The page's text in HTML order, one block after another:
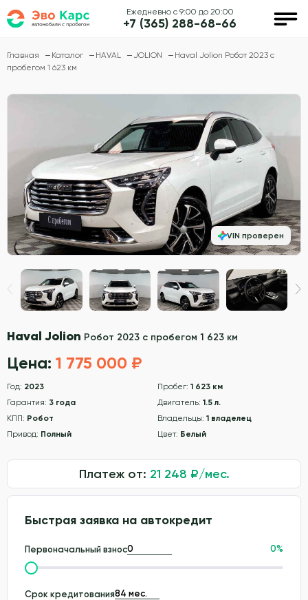
Ежедневно с 9:00 до 20:00
+7 (365) 288-68-66
Главная Каталог HAVAL JOLION
Haval Jolion Робот 2023 с
пробегом 1 623 км
Haval Jolion Робот 2023 с пробегом 1 623 км
Цена: 1 775 000 ₽
Год: 2023 Пробег: 1 623 км
Гарантия: 3 года Двигатель: 1.5 л.
КПП: Робот Владельцы: 1 владелец
Привод: Полный Цвет: Белый
Платеж от: 21 248 ₽/мес.
Быстрая заявка на автокредит
Первоначальный взнос 0%
Срок кредитования
VIN проверен